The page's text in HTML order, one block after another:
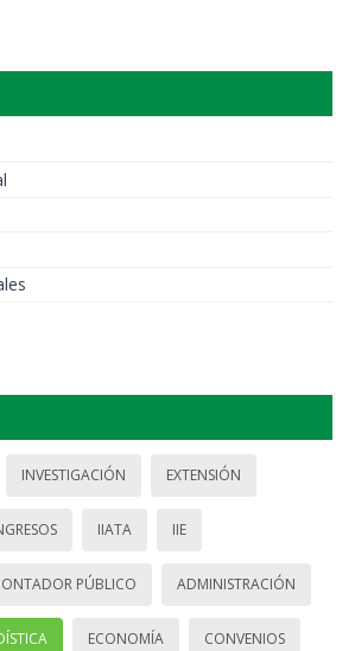
INVESTIGACIÓN EXTENSIÓN
IIATA IIE
PÚBLICO ADMINISTRACIÓN
ECONOMÍA CONVENIOS